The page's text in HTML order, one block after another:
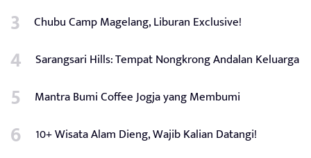
Chubu Camp Magelang, Liburan Exclusive!
Sarangsari Hills: Tempat Nongkrong Andalan Keluarga
Mantra Bumi Coffee Jogja yang Membumi
10+ Wisata Alam Dieng, Wajib Kalian Datangi!